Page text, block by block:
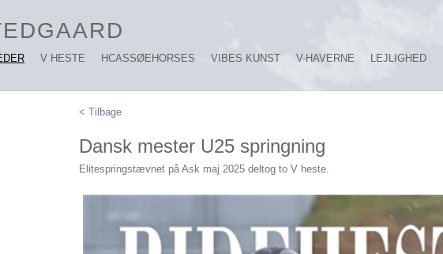
V HESTE HCASSØEHORSES VIBES KUNST V-HAVERNE LEJLIGHED
< Tilbage
Dansk mester U25 springning
Elitespringstævnet på Ask maj 2025 deltog to V heste.